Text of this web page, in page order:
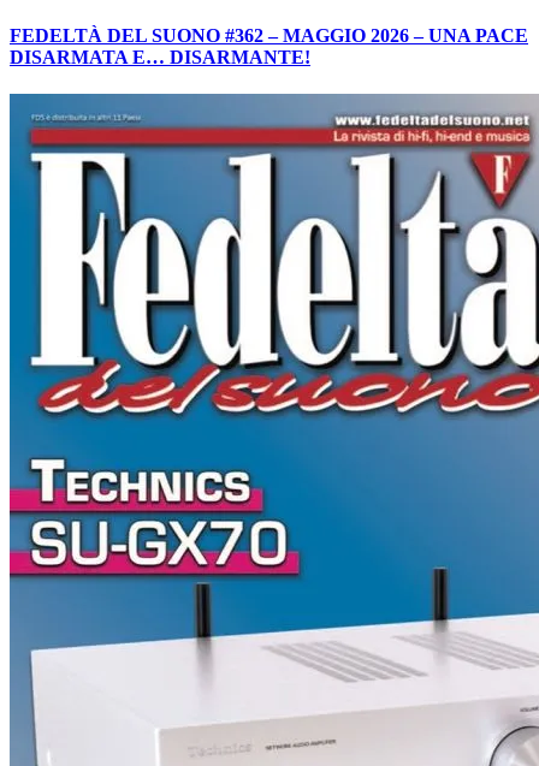
FEDELTÀ DEL SUONO #362 – MAGGIO 2026 – UNA PACE
DISARMATA E… DISARMANTE!